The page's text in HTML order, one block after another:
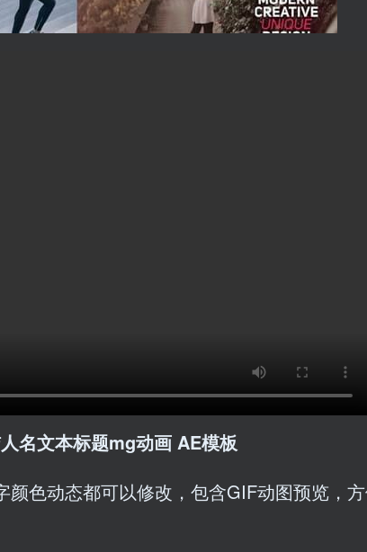
名文本标题mg动画 AE模板
色动态都可以修改，包含GIF动图预览，